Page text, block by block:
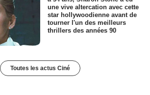
une vive altercation avec cette
star hollywoodienne avant de
tourner l'un des meilleurs
thrillers des années 90
Toutes les actus Ciné